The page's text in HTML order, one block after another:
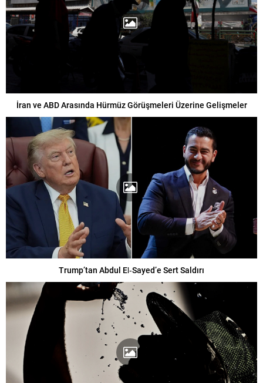
İran ve ABD Arasında Hürmüz Görüşmeleri Üzerine Gelişmeler
Trump’tan Abdul El‑Sayed’e Sert Saldırı